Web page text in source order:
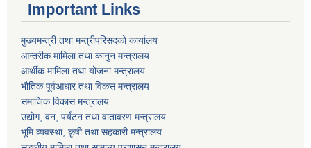
Important Links
मुख्यमन्त्री तथा मन्त्रीपरिसदको कार्यालय
आन्तरीक मामिला तथा कानुन मन्त्रालय
आर्थीक मामिला तथा योजना मन्त्रालय
भौतिक पूर्वआधार तथा विकस मन्त्रालय
समाजिक विकास मन्त्रालय
उद्योग, वन, पर्यटन तथा वातावरण मन्त्रालय
भूमि व्यवस्था, कृषी तथा सहकारी मन्त्रालय